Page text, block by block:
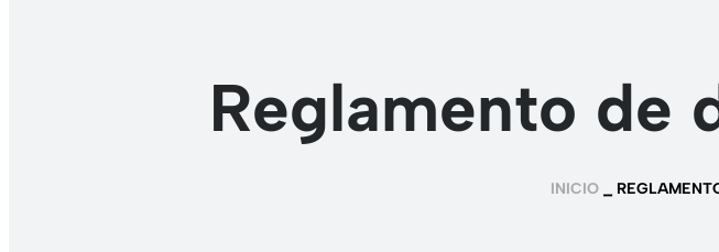
Reglamento de
INICIO